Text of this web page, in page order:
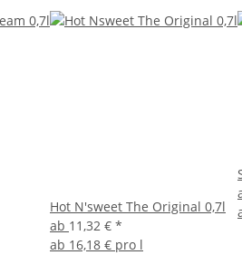
Hot N'sweet The Original 0,7l
ab 11,32 € *
ab 16,18 € pro l